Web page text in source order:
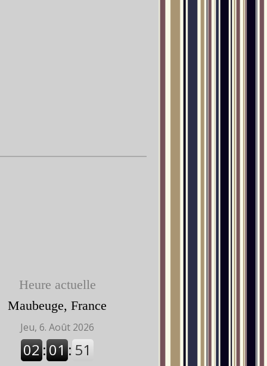
Heure actuelle
Maubeuge, France